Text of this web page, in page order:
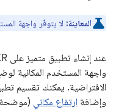
المعاينة: لا يتوفّر واجهة
واجهة المستخدم المكانية
الافتراضية. يمكنك تقسيم
وإضافة ارتفاع مكاني (موضحة